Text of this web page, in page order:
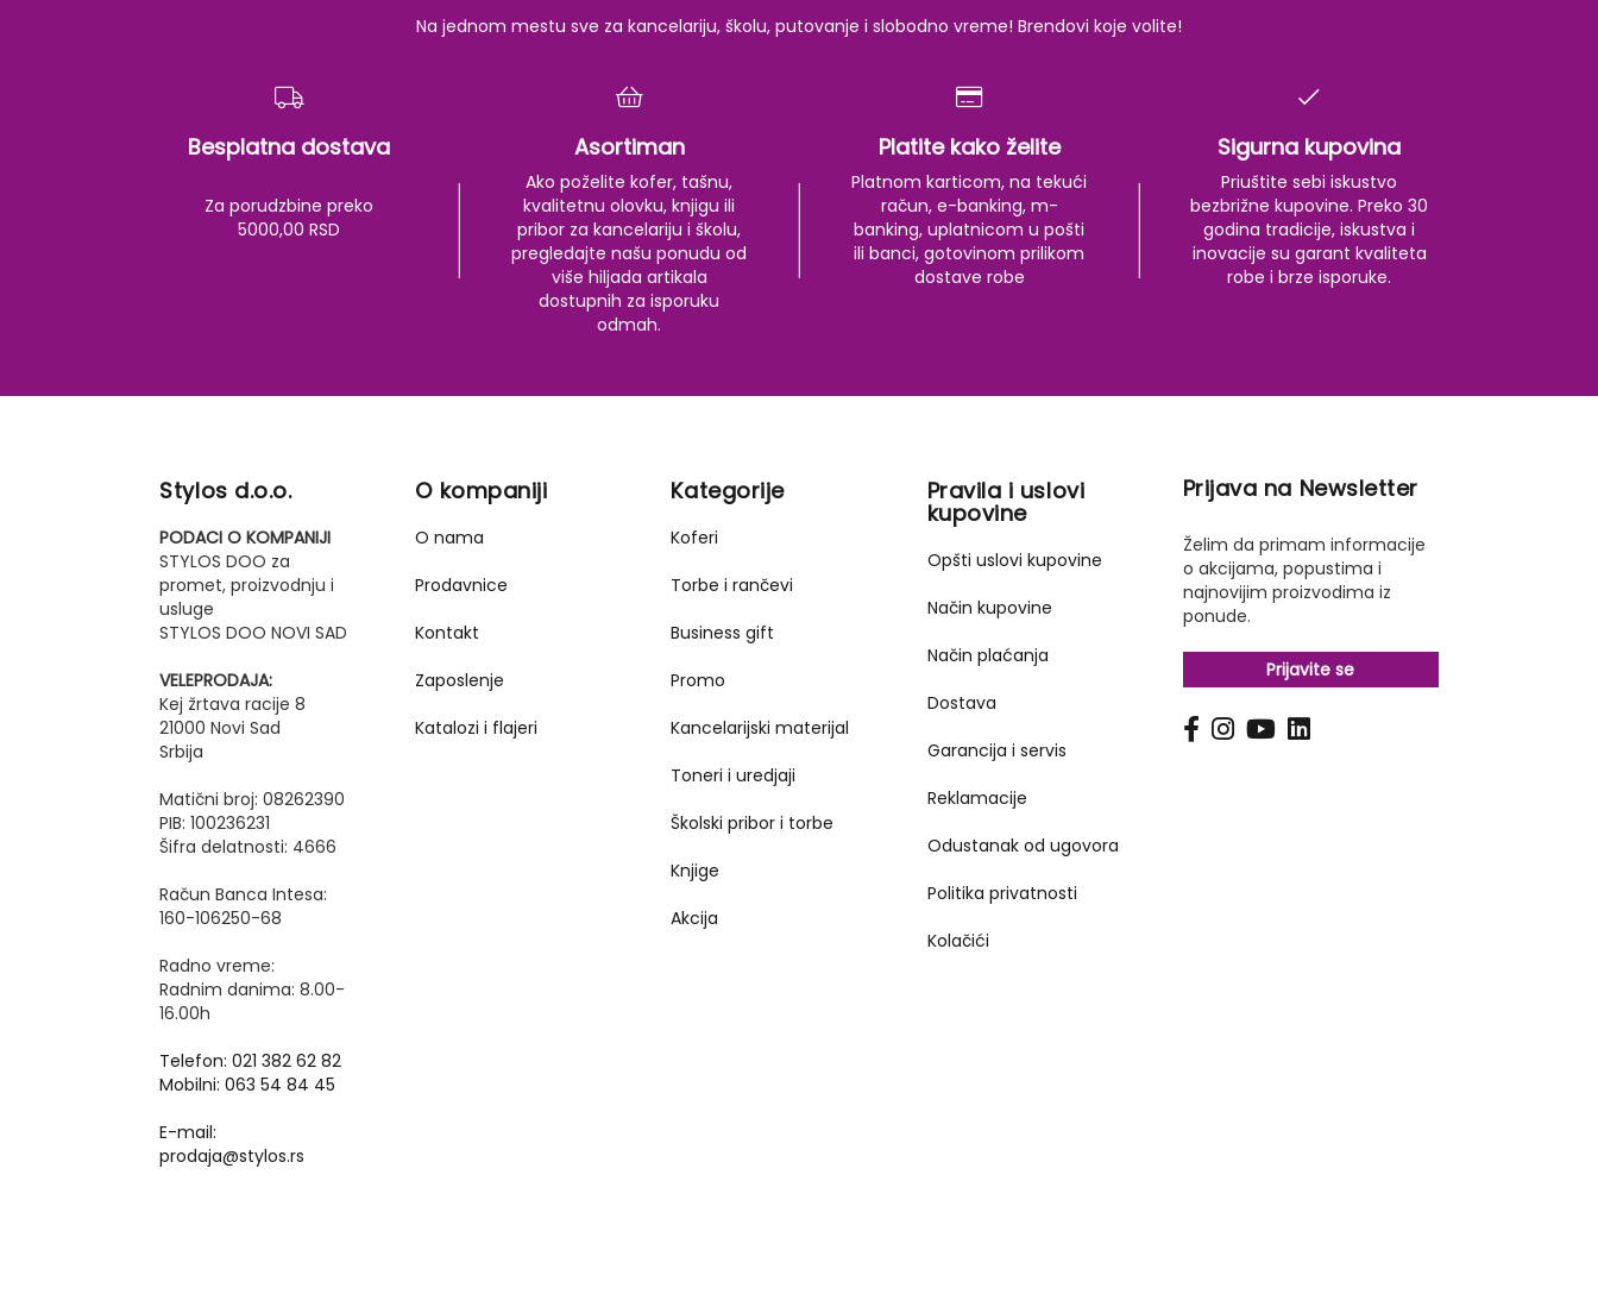
Na jednom mestu sve za kancelariju, školu, putovanje i slobodno vreme! Brendovi koje volite!
Besplatna dostava
Za porudzbine preko
5000,00 RSD
Asortiman
Ako poželite kofer, tašnu,
kvalitetnu olovku, knjigu ili
pribor za kancelariju i školu,
pregledajte našu ponudu od
više hiljada artikala
dostupnih za isporuku
odmah.
Platite kako želite
Platnom karticom, na tekući
račun, e-banking, m-
banking, uplatnicom u pošti
ili banci, gotovinom prilikom
dostave robe
Sigurna kupovina
Priuštite sebi iskustvo
bezbrižne kupovine. Preko 30
godina tradicije, iskustva i
inovacije su garant kvaliteta
robe i brze isporuke.
Stylos d.o.o.
PODACI O KOMPANIJI
STYLOS DOO za
promet, proizvodnju i
usluge
STYLOS DOO NOVI SAD
VELEPRODAJA:
Kej žrtava racije 8
21000 Novi Sad
Srbija
Matični broj: 08262390
PIB: 100236231
Šifra delatnosti: 4666
Račun Banca Intesa:
160-106250-68
Radno vreme:
Radnim danima: 8.00-
16.00h
Telefon: 021 382 62 82
Mobilni: 063 54 84 45
E-mail:
prodaja@stylos.rs
O kompaniji
O nama
Prodavnice
Kontakt
Zaposlenje
Katalozi i flajeri
Kategorije
Koferi
Torbe i rančevi
Business gift
Promo
Kancelarijski materijal
Toneri i uredjaji
Školski pribor i torbe
Knjige
Akcija
Pravila i uslovi
kupovine
Opšti uslovi kupovine
Način kupovine
Način plaćanja
Dostava
Garancija i servis
Reklamacije
Odustanak od ugovora
Politika privatnosti
Kolačići
Prijava na Newsletter
Želim da primam informacije
o akcijama, popustima i
najnovijim proizvodima iz
ponude.
Prijavite se